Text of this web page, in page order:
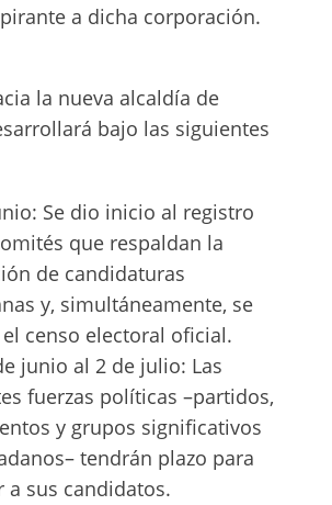
a dicha corporación.
la nueva alcaldía de
bajo las siguientes
Se dio inicio al registro
que respaldan la
de candidaturas
y, simultáneamente, se
censo electoral oficial.
junio al 2 de julio: Las
fuerzas políticas –partidos,
y grupos significativos
tendrán plazo para
a sus candidatos.